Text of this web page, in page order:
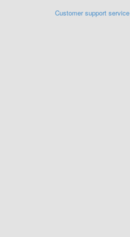
Customer support service